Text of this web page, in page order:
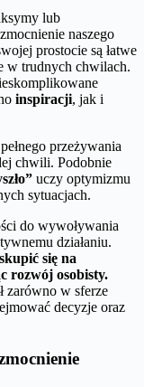
lub
naszego
prostocie są łatwe
w trudnych chwilach.
inspiracji, jak i
przeżywania
chwili. Podobnie
uczy optymizmu
sytuacjach.
do wywoływania
działaniu.
się na
rozwój osobisty.
zarówno w sferze
decyzje oraz